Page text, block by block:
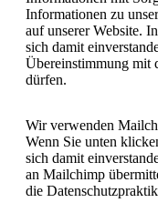
Informationen zu
auf unserer Website.
sich damit
Übereinstimmung mit
dürfen.
Wir verwenden
Wenn Sie unten
sich damit
an Mailchimp
die